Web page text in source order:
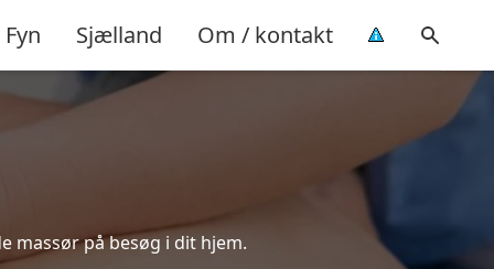
Fyn Sjælland Om / kontakt
massør på besøg i dit hjem.